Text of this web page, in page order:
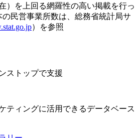
）を上回る網羅性の高い掲載を行っ
民営事業所数は、総務省統計局サ
）を参照
ストップで支援
ティングに活用できるデータベース